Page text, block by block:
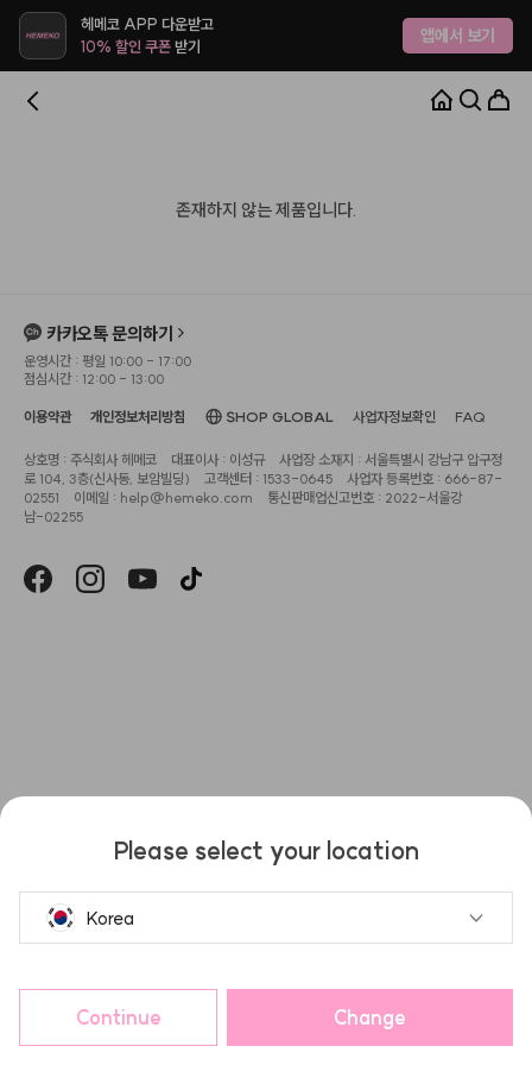
헤메코 APP 다운받고
10% 할인 쿠폰받기 앱에서 보기
존재하지 않는 제품입니다.
카카오톡 문의하기
운영시간 : 평일 10:00 - 17:00
점심시간 : 12:00 - 13:00
이용약관 개인정보처리방침 SHOP GLOBAL 사업자정보확인 FAQ
상호명 : 주식회사 헤메코 대표이사 : 이성규
사업장 소재지 : 서울특별시 강남구 압구정
로 104, 3층(신사동, 보암빌딩)
고객센터 : 1533-0645
사업자 등록번호 : 666-87-
02551
이메일 : help@hemeko.com
통신판매업신고번호 : 2022-서울강
남-02255
Please select your location
Korea
Continue Change